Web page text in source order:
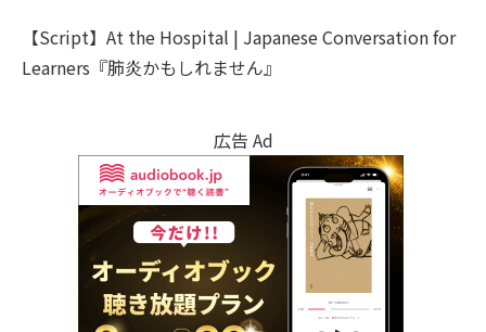
【Script】At the Hospital | Japanese Conversation for
Learners『肺炎かもしれません』
広告 Ad